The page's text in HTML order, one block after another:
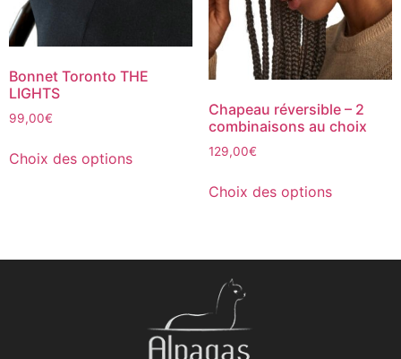
Bonnet Toronto THE
LIGHTS
99,00€
Choix des options
Chapeau réversible – 2
combinaisons au choix
129,00€
Choix des options